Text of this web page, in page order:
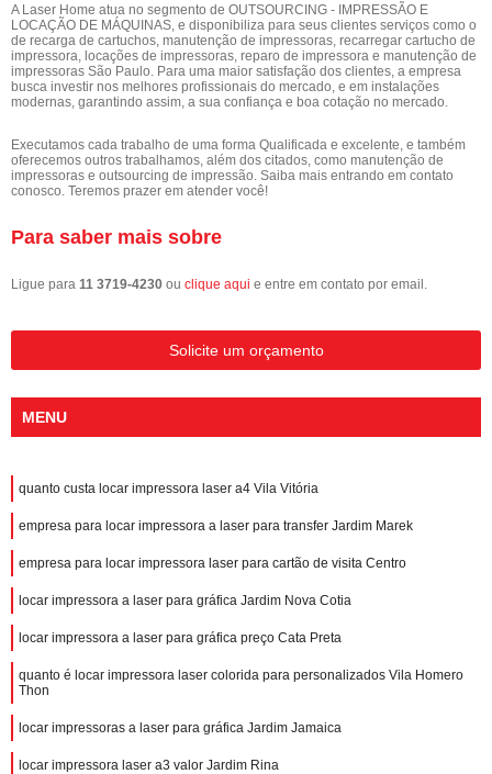
A Laser Home atua no segmento de OUTSOURCING - IMPRESSÃO E
LOCAÇÃO DE MÁQUINAS, e disponibiliza para seus clientes serviços como o
de recarga de cartuchos, manutenção de impressoras, recarregar cartucho de
impressora, locações de impressoras, reparo de impressora e manutenção de
impressoras São Paulo. Para uma maior satisfação dos clientes, a empresa
busca investir nos melhores profissionais do mercado, e em instalações
modernas, garantindo assim, a sua confiança e boa cotação no mercado.
Executamos cada trabalho de uma forma Qualificada e excelente, e também
oferecemos outros trabalhamos, além dos citados, como manutenção de
impressoras e outsourcing de impressão. Saiba mais entrando em contato
conosco. Teremos prazer em atender você!
Para saber mais sobre
Ligue para 11 3719-4230 ou clique aqui e entre em contato por email.
Solicite um orçamento
MENU
quanto custa locar impressora laser a4 Vila Vitória
empresa para locar impressora a laser para transfer Jardim Marek
empresa para locar impressora laser para cartão de visita Centro
locar impressora a laser para gráfica Jardim Nova Cotia
locar impressora a laser para gráfica preço Cata Preta
quanto é locar impressora laser colorida para personalizados Vila Homero
Thon
locar impressoras a laser para gráfica Jardim Jamaica
locar impressora laser a3 valor Jardim Rina